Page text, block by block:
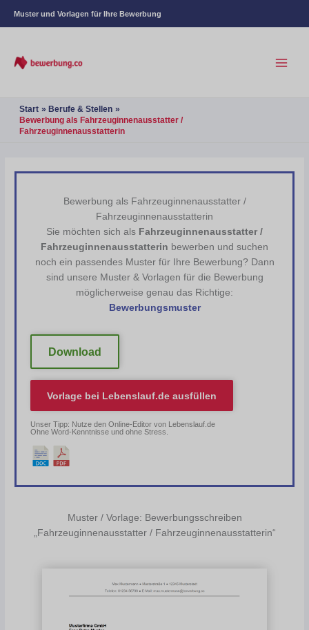
Muster und Vorlagen für Ihre Bewerbung
Start
Berufe & Stellen
Bewerbung als Fahrzeuginnenausstatter /
Fahrzeuginnenausstatterin
Bewerbung als Fahrzeuginnenausstatter /
Fahrzeuginnenausstatterin
Sie möchten sich als Fahrzeuginnenausstatter /
Fahrzeuginnenausstatterin bewerben und suchen
noch ein passendes Muster für Ihre Bewerbung? Dann
sind unsere Muster & Vorlagen für die Bewerbung
möglicherweise genau das Richtige:
Bewerbungsmuster
Download
Vorlage bei Lebenslauf.de ausfüllen
Unser Tipp: Nutze den Online-Editor von Lebenslauf.de
Ohne Word-Kenntnisse und ohne Stress.
Muster / Vorlage: Bewerbungsschreiben
„Fahrzeuginnenausstatter / Fahrzeuginnenausstatterin“